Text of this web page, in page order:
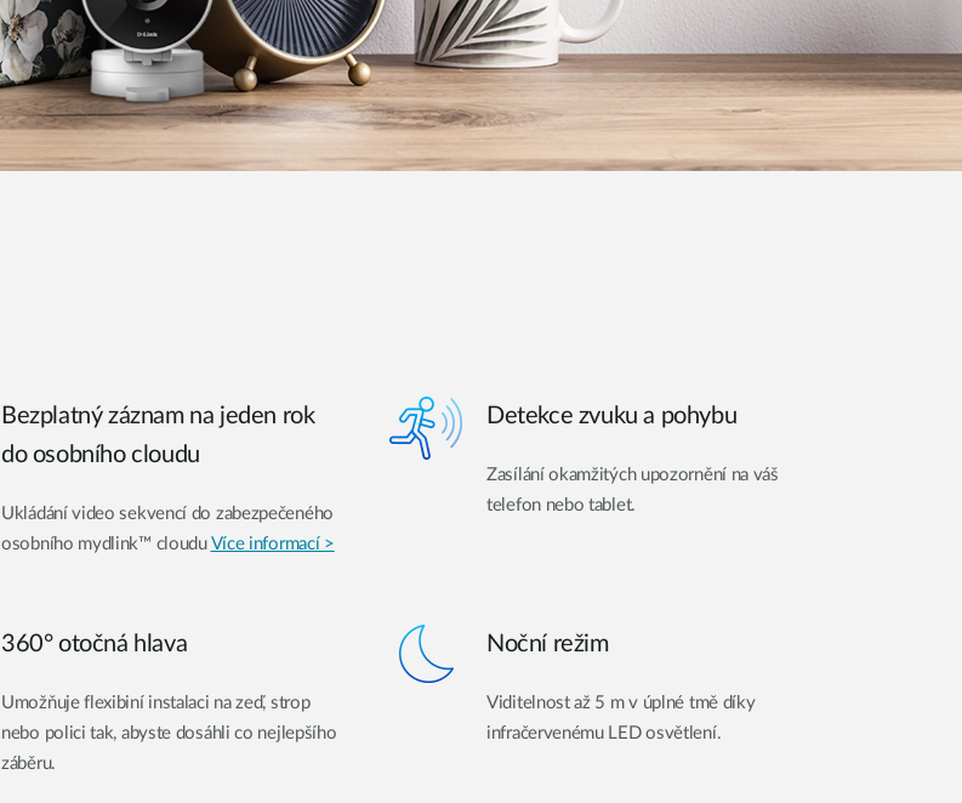
Bezplatný záznam na jeden rok
do osobního cloudu
Ukládání video sekvencí do zabezpečeného
osobního mydlink™ cloudu Více informací >
Detekce zvuku a pohybu
Zasílání okamžitých upozornění na váš
telefon nebo tablet.
360° otočná hlava
Umožňuje flexibiní instalaci na zeď, strop
nebo polici tak, abyste dosáhli co nejlepšího
záběru.
Noční režim
Viditelnost až 5 m v úplné tmě díky
infračervenému LED osvětlení.